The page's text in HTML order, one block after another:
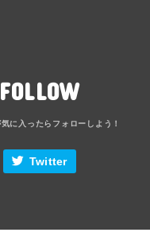
FOLLOW
Twitter